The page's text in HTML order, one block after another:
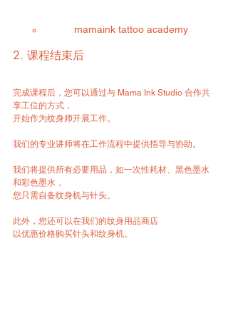
mamaink tattoo academy
2. 课程结束后
完成课程后，您可以通过与 Mama Ink Studio 合作共
享工位的方式，
开始作为纹身师开展工作。
我们的专业讲师将在工作流程中提供指导与协助。
我们将提供所有必要用品，如一次性耗材、黑色墨水
和彩色墨水，
您只需自备纹身机与针头。
此外，您还可以在我们的纹身用品商店
以优惠价格购买针头和纹身机。